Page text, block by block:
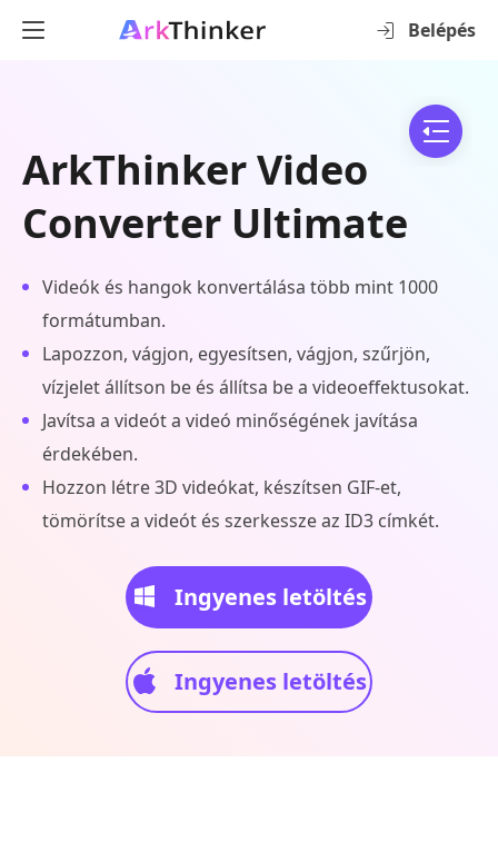
Belépés
ArkThinker Video
Converter Ultimate
Videók és hangok konvertálása több mint 1000
formátumban.
Lapozzon, vágjon, egyesítsen, vágjon, szűrjön,
vízjelet állítson be és állítsa be a videoeffektusokat.
Javítsa a videót a videó minőségének javítása
érdekében.
Hozzon létre 3D videókat, készítsen GIF-et,
tömörítse a videót és szerkessze az ID3 címkét.
Ingyenes letöltés
Ingyenes letöltés